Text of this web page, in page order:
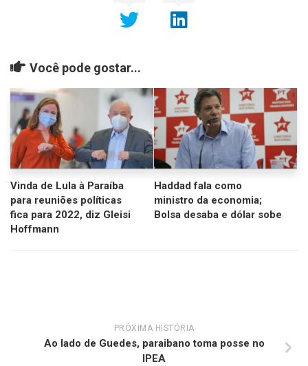
Você pode gostar...
Vinda de Lula à Paraíba
para reuniões políticas
fica para 2022, diz Gleisi
Hoffmann
Haddad fala como
ministro da economia;
Bolsa desaba e dólar sobe
PRÓXIMA HISTÓRIA
Ao lado de Guedes, paraibano toma posse no
IPEA